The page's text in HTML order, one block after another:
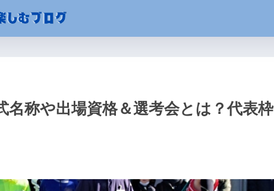
名称や出場資格＆選考会とは？代表枠